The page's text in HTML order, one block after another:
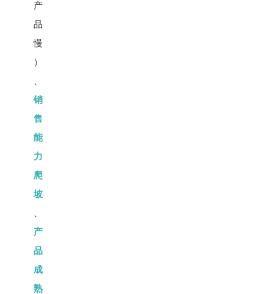
产
品
慢
）
销
售
能
力
爬
坡
产
品
成
熟